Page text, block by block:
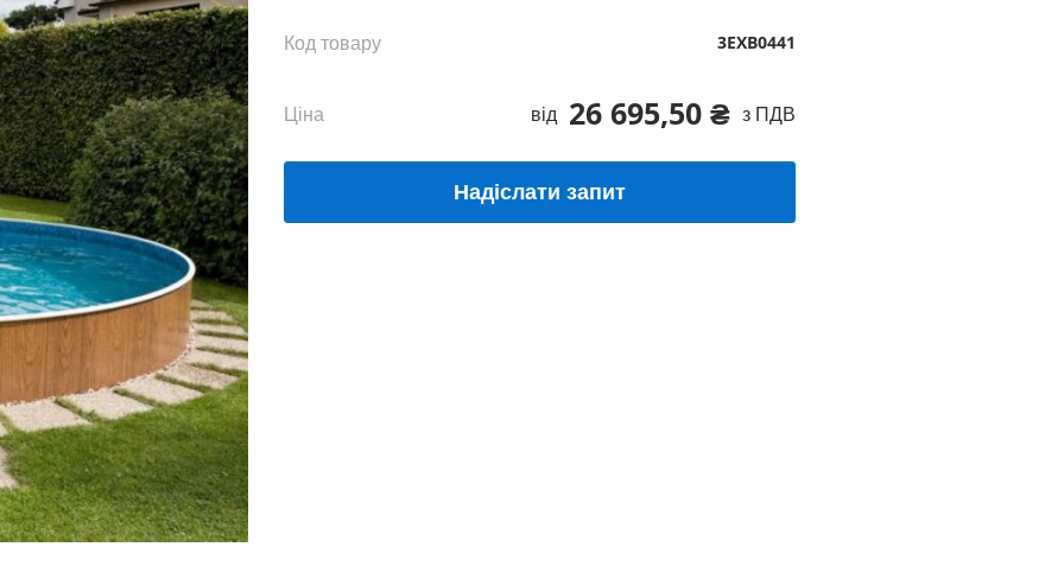
26 695,50 ₴ з ПДВ
Ціна від
Код товару 3EXB0441
Надіслати запит